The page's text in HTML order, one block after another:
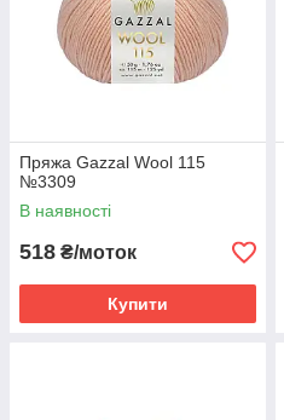
Пряжа Gazzal Wool 115
№3309
В наявності
518 ₴/моток
Купити